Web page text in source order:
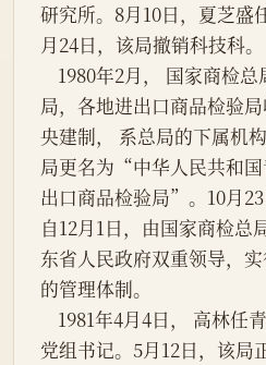
研究所。8月10日，夏芝盛
月24日，该局撤销科技科。
1980年2月， 国家商检
局，各地进出口商品检验
央建制， 系总局的下属机
局更名为“中华人民共和国
出口商品检验局”。10月23
自12月1日，由国家商检总
东省人民政府双重领导，
的管理体制。
党组书记。5月12日，该局